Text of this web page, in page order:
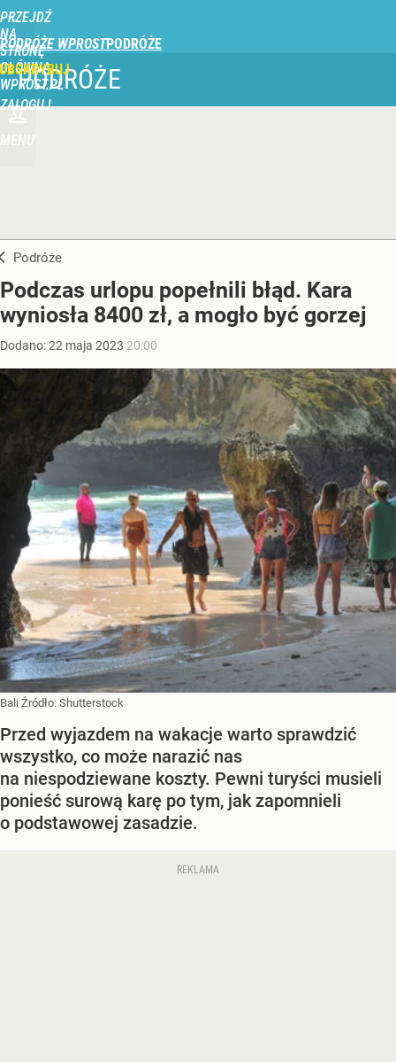
PRZEJDŹ
NA
STRONĘ
GŁÓWNĄ
WPROST.PL
PODRÓŻE WPROST
ZALOGUJ
MENU
PODRÓŻE
Podróże
Podczas urlopu popełnili błąd. Kara
wyniosła 8400 zł, a mogło być gorzej
Dodano:22 maja 2023 20:00
Bali Źródło: Shutterstock
Przed wyjazdem na wakacje warto sprawdzić
wszystko, co może narazić nas
na niespodziewane koszty. Pewni turyści musieli
ponieść surową karę po tym, jak zapomnieli
o podstawowej zasadzie.